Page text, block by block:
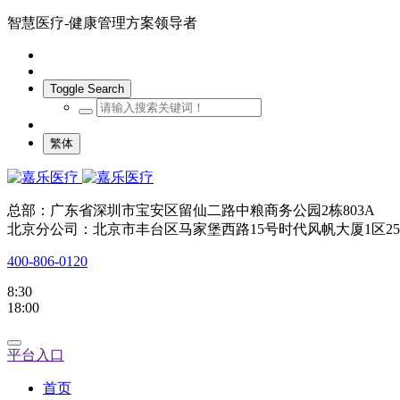
智慧医疗-健康管理方案领导者
Toggle Search
繁体
总部：广东省深圳市宝安区留仙二路中粮商务公园2栋803A
北京分公司：北京市丰台区马家堡西路15号时代风帆大厦1区
400-806-0120
8:30
18:00
平台入口
首页